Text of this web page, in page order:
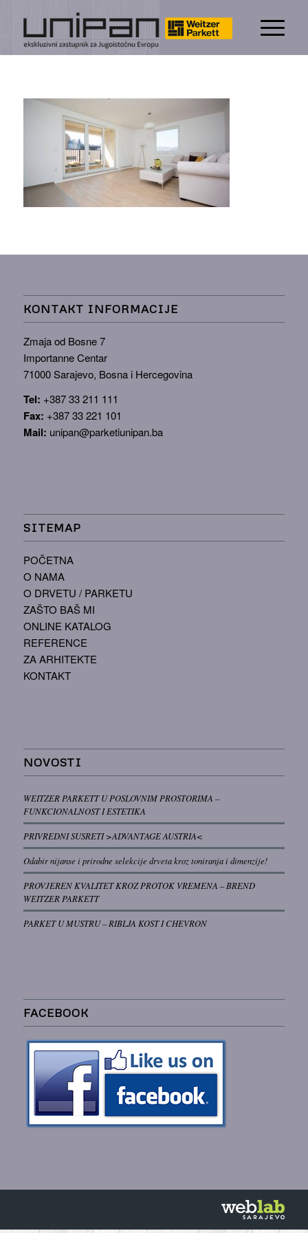
KONTAKT INFORMACIJE
Zmaja od Bosne 7
Importanne Centar
71000 Sarajevo, Bosna i Hercegovina
Tel: +387 33 211 111
Fax: +387 33 221 101
Mail: unipan@parketiunipan.ba
SITEMAP
POČETNA
O NAMA
O DRVETU / PARKETU
ZAŠTO BAŠ MI
ONLINE KATALOG
REFERENCE
ZA ARHITEKTE
KONTAKT
NOVOSTI
WEITZER PARKETT U POSLOVNIM PROSTORIMA –
FUNKCIONALNOST I ESTETIKA
PRIVREDNI SUSRETI >ADVANTAGE AUSTRIA<
Odabir nijanse i prirodne selekcije drveta kroz toniranja i dimenzije!
PROVJEREN KVALITET KROZ PROTOK VREMENA – BREND
WEITZER PARKETT
PARKET U MUSTRU – RIBLJA KOST I CHEVRON
FACEBOOK